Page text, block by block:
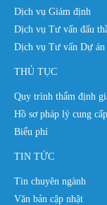
Dịch vụ Giám định
Dịch vụ Tư vấn đấu
Dịch vụ Tư vấn Dự án
THỦ TỤC
Quy trình thẩm định
Hồ sơ pháp lý cung cấp
Biểu phí
TIN TỨC
Tin chuyên ngành
Văn bản cập nhật